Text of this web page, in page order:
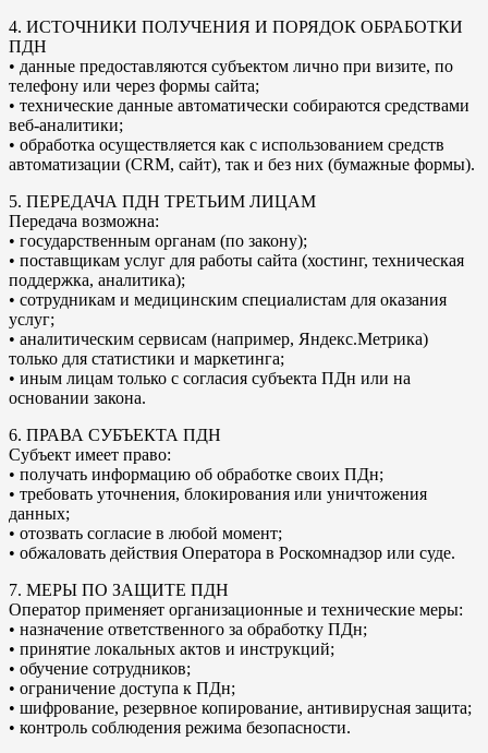
4. ИСТОЧНИКИ ПОЛУЧЕНИЯ И ПОРЯДОК ОБРАБОТКИ
ПДН
• данные предоставляются субъектом лично при визите, по
телефону или через формы сайта;
• технические данные автоматически собираются средствами
веб-аналитики;
• обработка осуществляется как с использованием средств
автоматизации (CRM, сайт), так и без них (бумажные формы).
5. ПЕРЕДАЧА ПДН ТРЕТЬИМ ЛИЦАМ
Передача возможна:
• государственным органам (по закону);
• поставщикам услуг для работы сайта (хостинг, техническая
поддержка, аналитика);
• сотрудникам и медицинским специалистам для оказания
услуг;
• аналитическим сервисам (например, Яндекс.Метрика)
только для статистики и маркетинга;
• иным лицам только с согласия субъекта ПДн или на
основании закона.
6. ПРАВА СУБЪЕКТА ПДН
Субъект имеет право:
• получать информацию об обработке своих ПДн;
• требовать уточнения, блокирования или уничтожения
данных;
• отозвать согласие в любой момент;
• обжаловать действия Оператора в Роскомнадзор или суде.
7. МЕРЫ ПО ЗАЩИТЕ ПДН
Оператор применяет организационные и технические меры:
• назначение ответственного за обработку ПДн;
• принятие локальных актов и инструкций;
• обучение сотрудников;
• ограничение доступа к ПДн;
• шифрование, резервное копирование, антивирусная защита;
• контроль соблюдения режима безопасности.